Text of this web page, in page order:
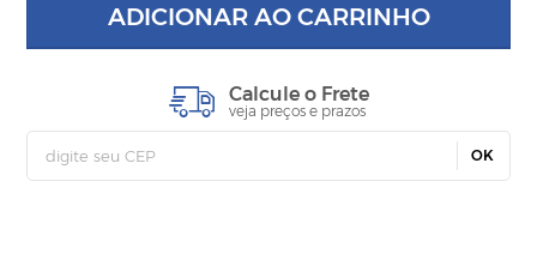
ADICIONAR AO CARRINHO
Calcule o Frete
veja preços e prazos
OK